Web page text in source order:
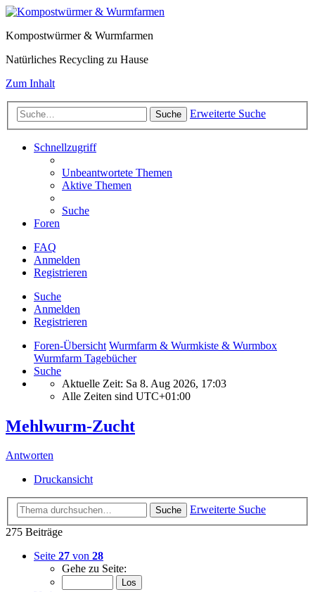
Kompostwürmer & Wurmfarmen
Natürliches Recycling zu Hause
Zum Inhalt
Suche Erweiterte Suche
Schnellzugriff
Unbeantwortete Themen
Aktive Themen
Suche
Foren
FAQ
Anmelden
Registrieren
Suche
Anmelden
Registrieren
Foren-Übersicht Wurmfarm & Wurmkiste & Wurmbox
Wurmfarm Tagebücher
Suche
Aktuelle Zeit: Sa 8. Aug 2026, 17:03
Alle Zeiten sind UTC+01:00
Mehlwurm-Zucht
Antworten
Druckansicht
Suche
Erweiterte Suche
275 Beiträge
Seite 27 von 28
Gehe zu Seite: